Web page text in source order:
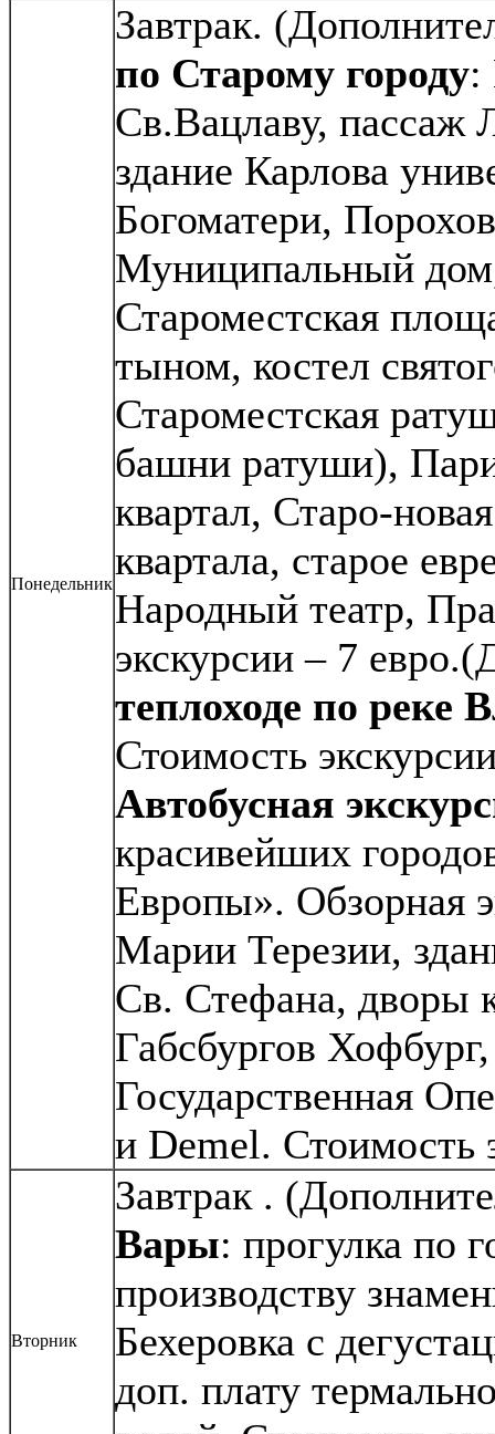
Понедельник
Завтрак.
по Старому городу:
Св.Вацлаву, пассаж
здание Карлова
Богоматери,
Муниципальный
Староместская
тыном, костел
Староместская
башни ратуши),
квартал, Старо-
квартала, старое
Народный театр,
экскурсии – 7
теплоходе по реке
Стоимость
Автобусная
красивейших
Европы». Обзорная
Марии Терезии,
Св. Стефана, дворы
Габсбургов
Государственная
и Demel. Стоимость
Вторник
Завтрак .
Вары: прогулка по
производству
Бехеровка с
доп. плату